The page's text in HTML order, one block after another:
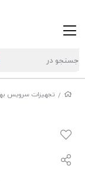
/ تجهیزات سرویس